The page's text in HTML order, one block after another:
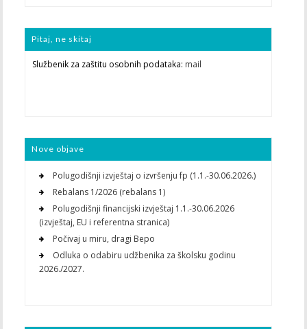
Pitaj, ne skitaj
Službenik za zaštitu osobnih podataka: mail
Nove objave
Polugodišnji izvještaj o izvršenju fp (1.1.-30.06.2026.)
Rebalans 1/2026 (rebalans 1)
Polugodišnji financijski izvještaj 1.1.-30.06.2026
(izvještaj, EU i referentna stranica)
Počivaj u miru, dragi Bepo
Odluka o odabiru udžbenika za školsku godinu
2026./2027.